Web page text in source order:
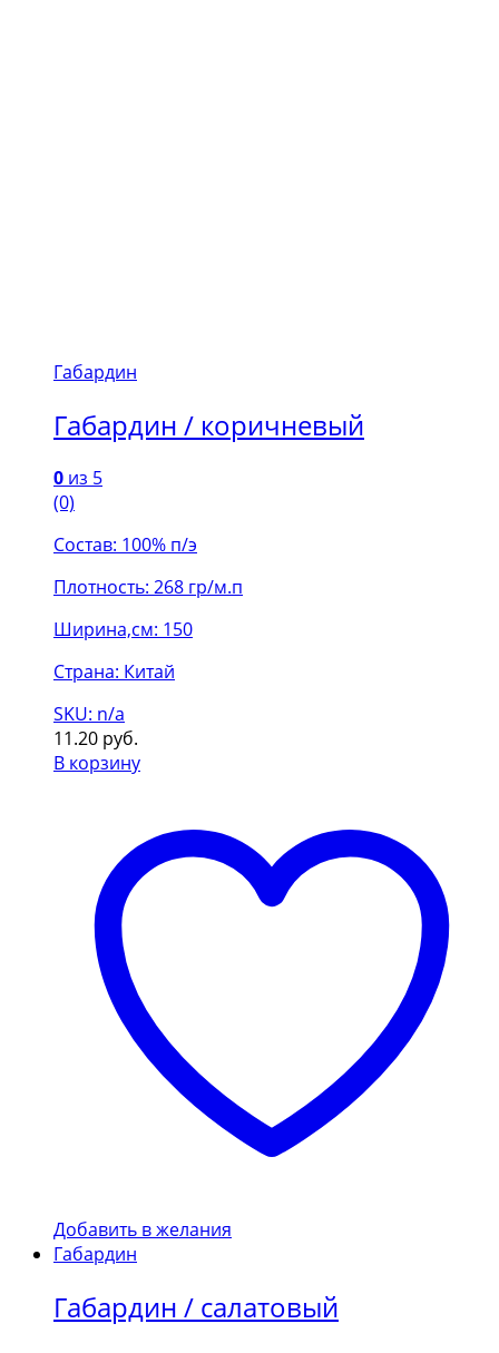
Габардин
Габардин / коричневый
0 из 5
(0)
Состав: 100% п/э
Плотность: 268 гр/м.п
Ширина,см: 150
Страна: Китай
SKU: n/a
11.20 руб.
В корзину
Добавить в желания
Габардин
Габардин / салатовый